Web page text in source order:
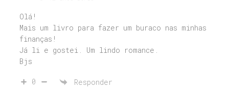
Olá!
Mais um livro para fazer um buraco nas minhas
finanças!
Já li e gostei. Um lindo romance.
Bjs
0 Responder